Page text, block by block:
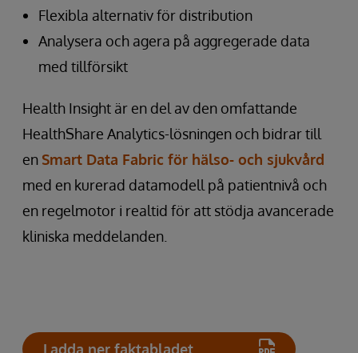
Flexibla alternativ för distribution
Analysera och agera på aggregerade data
med tillförsikt
Health Insight är en del av den omfattande
HealthShare Analytics-lösningen och bidrar till
en Smart Data Fabric för hälso- och sjukvård
med en kurerad datamodell på patientnivå och
en regelmotor i realtid för att stödja avancerade
kliniska meddelanden.
Ladda ner faktabladet